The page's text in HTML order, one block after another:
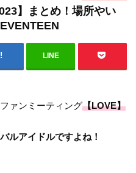
】まとめ！場所やい
LINE
ァンミーティング【LOVE】
ルアイドルですよね！